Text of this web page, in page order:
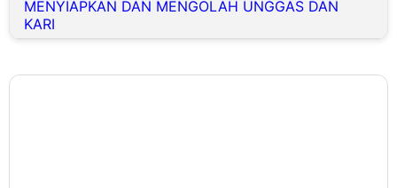
MENYIAPKAN DAN MENGOLAH UNGGAS DAN
KARI